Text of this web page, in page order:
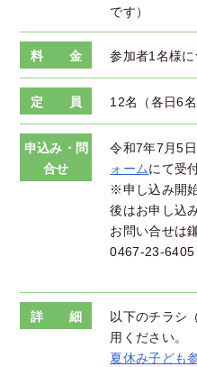
です）
料 金 参加者1名様
定 員 12名（各日6名
申込み・問
合せ
令和7年7月5
ォームにて受
※申し込み開
後はお申し込
お問い合せは
0467-23-
詳 細
以下のチラシ
用ください。
夏休み子ども